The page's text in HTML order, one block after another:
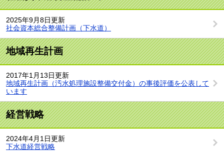
2025年9月8日更新
社会資本総合整備計画（下水道）
地域再生計画
2017年1月13日更新
地域再生計画（汚水処理施設整備交付金）の事後評価を公表して
います
経営戦略
2024年4月1日更新
下水道経営戦略